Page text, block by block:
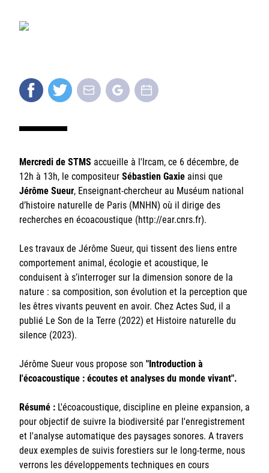
Rester informé
Offres d'emplois/stages
Login/Signup
Mercredi de STMS accueille à l'Ircam, ce 6 décembre, de
12h à 13h, le compositeur Sébastien Gaxie ainsi que
Jérôme Sueur, Enseignant-chercheur au Muséum national
d’histoire naturelle de Paris (MNHN) où il dirige des
recherches en écoacoustique (http://ear.cnrs.fr).
Les travaux de Jérôme Sueur, qui tissent des liens entre
comportement animal, écologie et acoustique, le
conduisent à s’interroger sur la dimension sonore de la
nature : sa composition, son évolution et la perception que
les êtres vivants peuvent en avoir. Chez Actes Sud, il a
publié Le Son de la Terre (2022) et Histoire naturelle du
silence (2023).
Jérôme Sueur vous propose son "Introduction à
l'écoacoustique : écoutes et analyses du monde vivant".
Résumé : L'écoacoustique, discipline en pleine expansion, a
pour objectif de suivre la biodiversité par l'enregistrement
et l'analyse automatique des paysages sonores. A travers
deux exemples de suivis forestiers sur le long-terme, nous
verrons les développements techniques en cours